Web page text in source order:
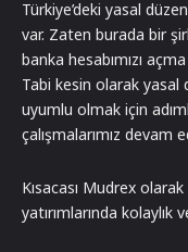
Türkiye’deki yasal
var. Zaten burada bir
banka hesabımızı
Tabi kesin olarak
uyumlu olmak için
çalışmalarımız devam
Kısacası Mudrex olarak
yatırımlarında